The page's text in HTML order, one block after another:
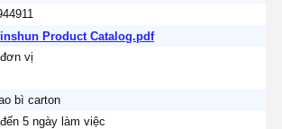
Product Catalog.pdf
vị
bì carton
5 ngày làm việc